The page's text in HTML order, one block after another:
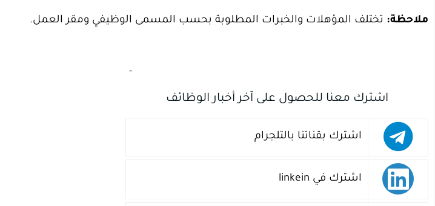
ملاحظة: تختلف المؤهلات والخبرات المطلوبة بحسب المسمى الوظيفي ومقر العمل.
-‏
اشترك معنا للحصول على آخر أخبار الوظائف
اشترك بقناتنا بالتلجرام
اشترك في linkein